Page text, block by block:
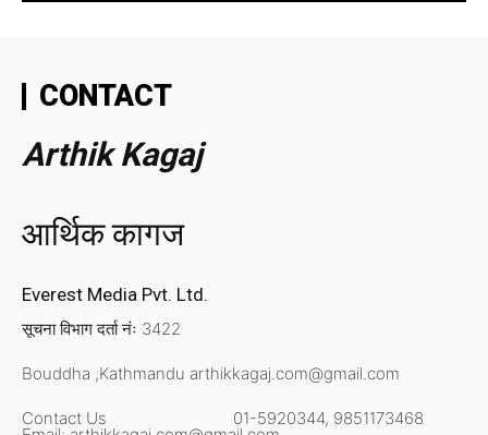
CONTACT
Arthik Kagaj
आर्थिक कागज
Everest Media Pvt. Ltd.
सूचना विभाग दर्ता नंः 3422
Bouddha ,Kathmandu arthikkagaj.com@gmail.com
Contact Us 01-5920344, 9851173468